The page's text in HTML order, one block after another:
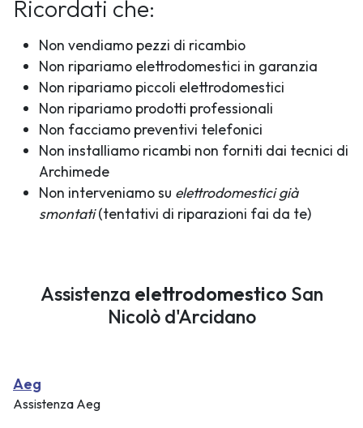
Ricordati che:
Non vendiamo pezzi di ricambio
Non ripariamo elettrodomestici in garanzia
Non ripariamo piccoli elettrodomestici
Non ripariamo prodotti professionali
Non facciamo preventivi telefonici
Non installiamo ricambi non forniti dai tecnici di
Archimede
Non interveniamo su elettrodomestici già
smontati(tentativi di riparazioni fai da te)
Assistenza elettrodomestico San
Nicolò d'Arcidano
Aeg
Assistenza Aeg